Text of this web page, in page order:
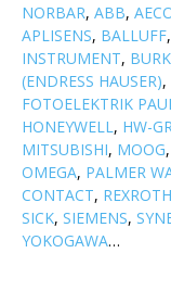
NORBAR, ABB,
APLISENS, BALLUFF,
INSTRUMENT,
(ENDRESS HAUSER),
FOTOELEKTRIK
HONEYWELL, HW-
MITSUBISHI, MOOG,
OMEGA, PALMER
CONTACT, REXROTH
SICK, SIEMENS,
YOKOGAWA…